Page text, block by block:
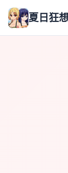
夏日狂